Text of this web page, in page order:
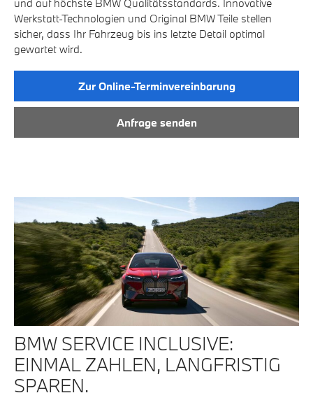
und auf höchste BMW Qualitätsstandards. Innovative
Werkstatt-Technologien und Original BMW Teile stellen
sicher, dass Ihr Fahrzeug bis ins letzte Detail optimal
gewartet wird.
Zur Online-Terminvereinbarung
Anfrage senden
BMW SERVICE INCLUSIVE:
EINMAL ZAHLEN, LANGFRISTIG
SPAREN.